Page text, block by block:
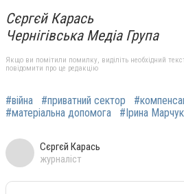
Сєргєй Карась
Чернігівська Медіа Група
Якщо ви помітили помилку, виділіть необхідний
повідомити про це редакцію
#війна #приватний сектор
#матеріальна допомога
#Ірина Марчук
Сєргєй Карась
журналіст